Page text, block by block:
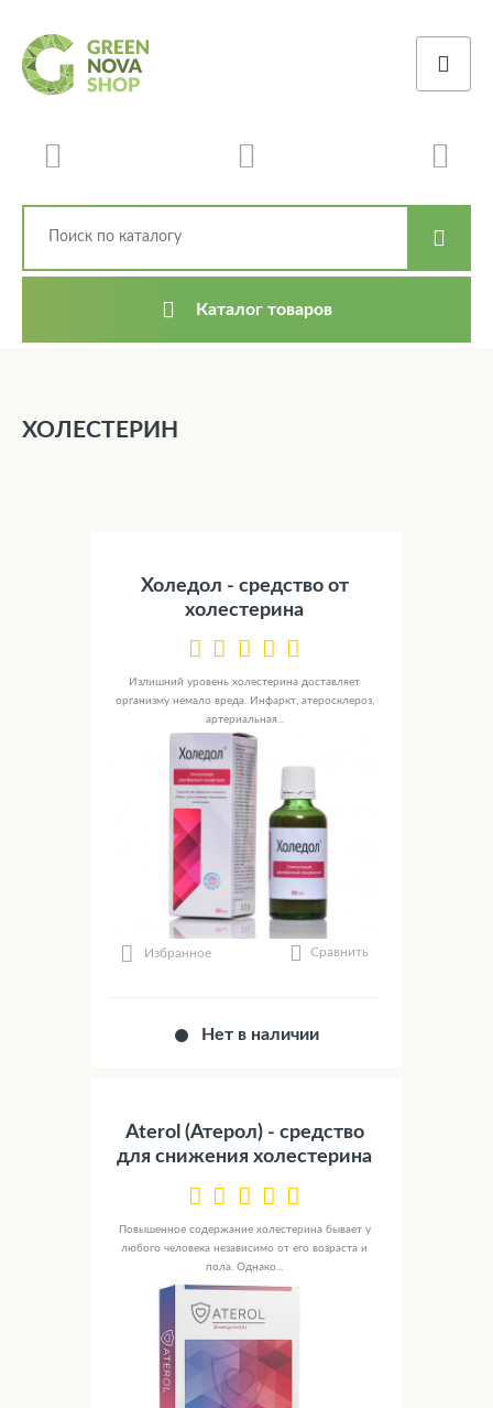
Каталог товаров
ХОЛЕСТЕРИН
Холедол - средство от
холестерина
Излишний уровень холестерина доставляет
организму немало вреда. Инфаркт, атеросклероз,
артериальная...
Избранное Сравнить
Нет в наличии
Aterol (Атерол) - средство
для снижения холестерина
Повышенное содержание холестерина бывает у
любого человека независимо от его возраста и
пола. Однако...